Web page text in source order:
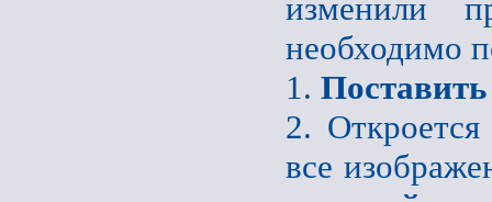
изменили
необходимо
1.
2.
все